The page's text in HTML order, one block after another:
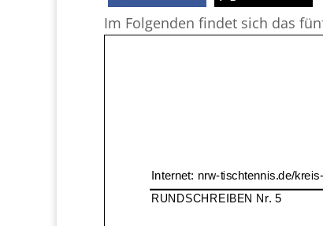
Im Folgenden findet sich das